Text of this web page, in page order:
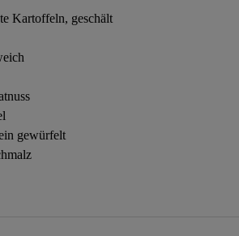
Kartoffeln, geschält
gewürfelt